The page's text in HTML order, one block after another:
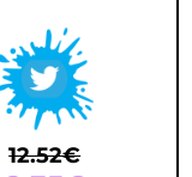
12.52€